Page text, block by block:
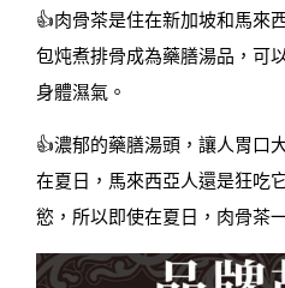
👍肉骨茶是住在新加坡和馬來
包炖煮排骨成為藥膳湯品，可
身體濕氣。
👍濃郁的藥膳湯頭，讓人胃口
在夏日，馬來西亞人還是狂吃
慾，所以即使在夏日，肉骨茶